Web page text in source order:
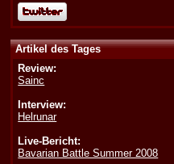
Artikel des Tages
Review:
Sainc
Interview:
Helrunar
Live-Bericht:
Bavarian Battle Summer 2008